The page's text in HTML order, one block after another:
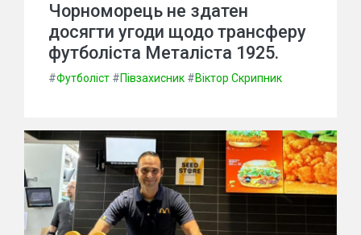
Чорноморець не здатен
досягти угоди щодо трансферу
футболіста Металіста 1925.
#Футболіст #Півзахисник #Віктор Скрипник